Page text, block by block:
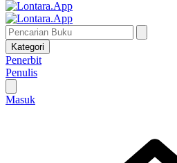
Kategori
Penerbit
Penulis
Masuk